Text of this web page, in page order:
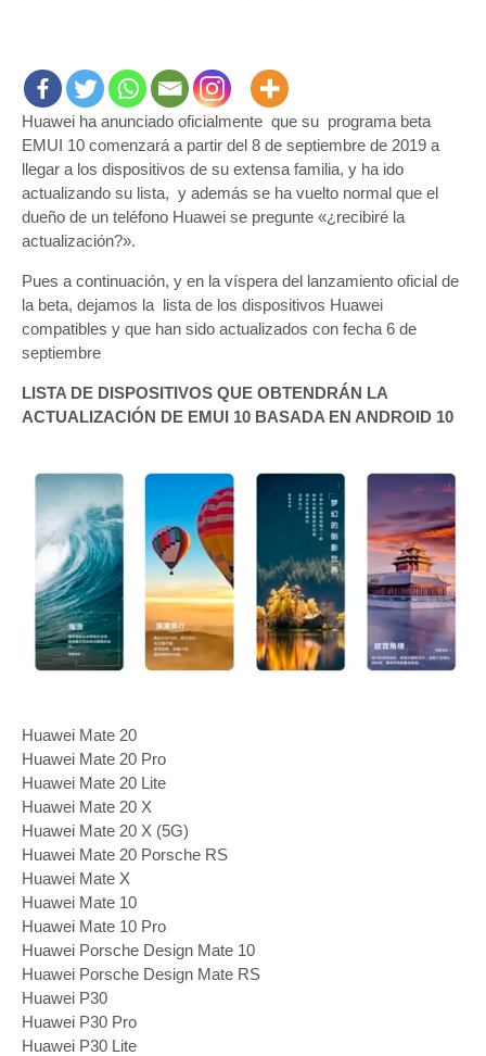
y
actualizado
de
todos
los
teléfonos
Huawei
que
EMUI10
y
Android
10
Huawei ha anunciado oficialmente que su programa beta
EMUI 10 comenzará a partir del 8 de septiembre de 2019 a
llegar a los dispositivos de su extensa familia, y ha ido
actualizando su lista, y además se ha vuelto normal que el
dueño de un teléfono Huawei se pregunte «¿recibiré la
actualización?».
Pues a continuación, y en la víspera del lanzamiento oficial de
la beta, dejamos la lista de los dispositivos Huawei
compatibles y que han sido actualizados con fecha 6 de
septiembre
LISTA DE DISPOSITIVOS QUE OBTENDRÁN LA
ACTUALIZACIÓN DE EMUI 10 BASADA EN ANDROID 10
Huawei Mate 20
Huawei Mate 20 Pro
Huawei Mate 20 Lite
Huawei Mate 20 X
Huawei Mate 20 X (5G)
Huawei Mate 20 Porsche RS
Huawei Mate X
Huawei Mate 10
Huawei Mate 10 Pro
Huawei Porsche Design Mate 10
Huawei Porsche Design Mate RS
Huawei P30
Huawei P30 Pro
Huawei P30 Lite